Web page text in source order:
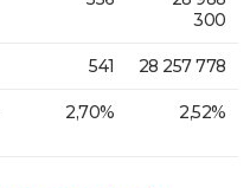
300
541 28 257 778
2,70% 2,52%